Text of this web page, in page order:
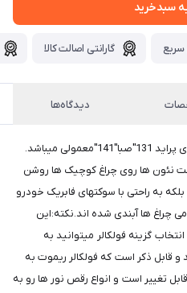
سبدخرید
سریع گارانتی اصالت کالا
دیدگاه‌ها
چراغ جلوی اسپرت طرح هگزا مناسب برای پراید 131"صبا"141"معمولی میباشد.
نئون ها روی چراغ کوچیک ها روشن
به راحتی با سوکتهای فابریک خودرو
چراغ ها آبندی شده اند.نکته:این
گزینه فولکالر میتوانید به
و قابل ذکر است که فولکالر ریموت به
تغییر است و انواع رقص نور ها رو به